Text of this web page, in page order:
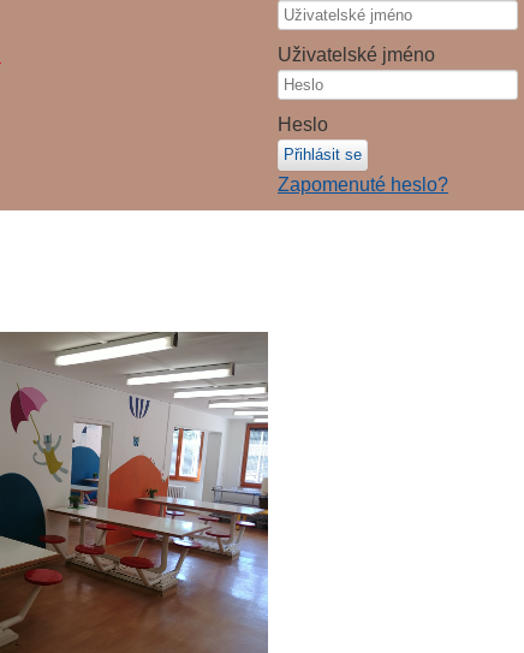
Uživatelské jméno
Heslo
Přihlásit se
Zapomenuté heslo?